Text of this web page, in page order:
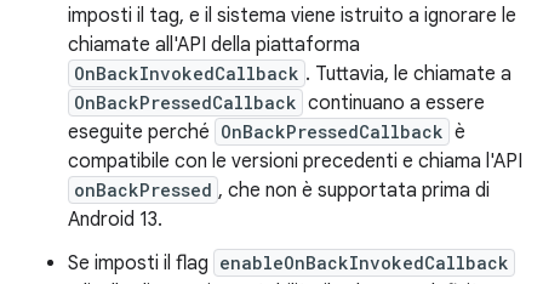
imposti il tag, e il sistema viene istruito a ignorare le
chiamate all'API della piattaforma
OnBackInvokedCallback . Tuttavia, le chiamate a
OnBackPressedCallback continuano a essere
eseguite perché OnBackPressedCallback è
compatibile con le versioni precedenti e chiama l'API
onBackPressed , che non è supportata prima di
Android 13.
Se imposti il flag enableOnBackInvokedCallback